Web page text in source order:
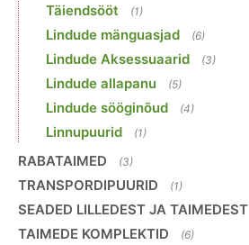
Täiendsööt (1)
Lindude mänguasjad (6)
Lindude Aksessuaarid (3)
Lindude allapanu (5)
Lindude sööginõud (4)
Linnupuurid (1)
RABATAIMED (3)
TRANSPORDIPUURID (1)
SEADED LILLEDEST JA TAIMEDEST
TAIMEDE KOMPLEKTID (6)